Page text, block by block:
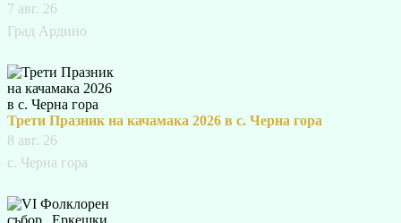
7 авг. 26
Град Ардино
Трети Празник на качамака 2026 в с. Черна гора
8 авг. 26
с. Черна гора